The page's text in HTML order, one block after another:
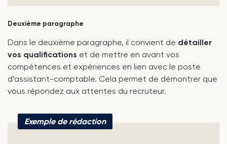
Deuxième paragraphe
Dans le deuxième paragraphe, il convient de détailler
vos qualifications et de mettre en avant vos
compétences et expériences en lien avec le poste
d’assistant-comptable. Cela permet de démontrer que
vous répondez aux attentes du recruteur.
Exemple de rédaction